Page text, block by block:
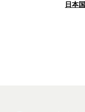
日本